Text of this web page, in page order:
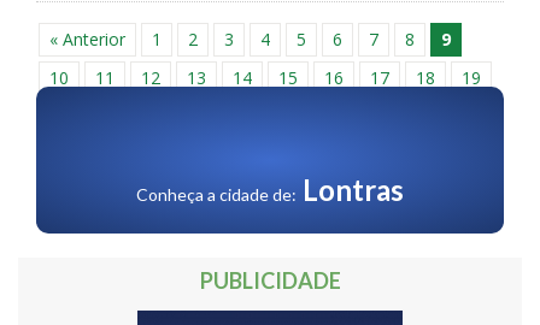
« Anterior 1 2 3 4 5 6 7 8
9
10
11 12 13 14 15 16 17 18
19
Conheça a cidade de: Lontras
PUBLICIDADE